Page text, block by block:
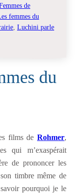
de
femmes du
Luchini parle
du
films de Rohmer,
qui m’exaspérait
de prononcer les
timbre même de
pourquoi je le